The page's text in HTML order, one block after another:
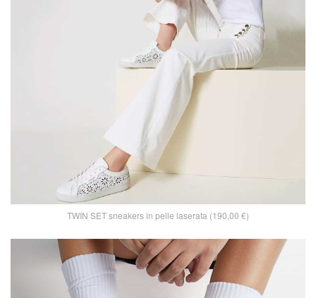
TWIN SET sneakers in pelle laserata (190,00 €)